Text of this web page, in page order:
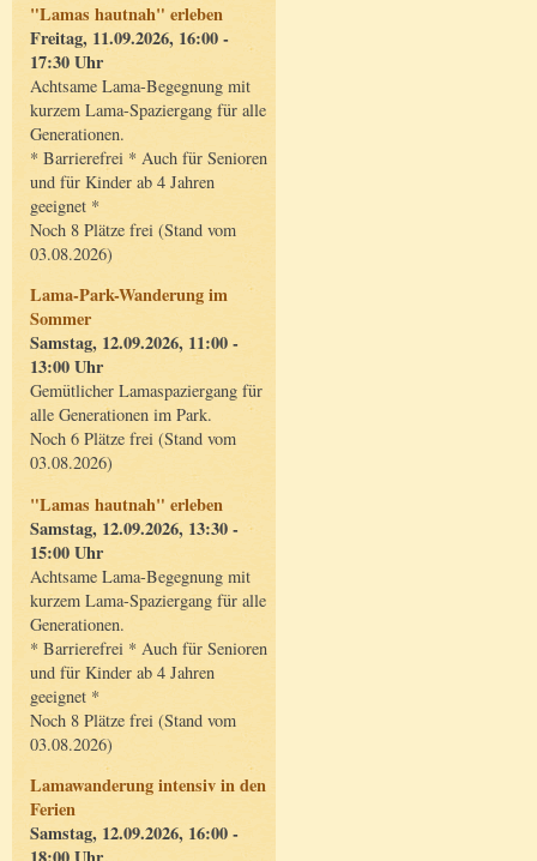
"Lamas hautnah" erleben
Freitag, 11.09.2026, 16:00 -
17:30 Uhr
Achtsame Lama-Begegnung mit
kurzem Lama-Spaziergang für alle
Generationen.
* Barrierefrei * Auch für Senioren
und für Kinder ab 4 Jahren
geeignet *
Noch 8 Plätze frei (Stand vom
03.08.2026)
Lama-Park-Wanderung im
Sommer
Samstag, 12.09.2026, 11:00 -
13:00 Uhr
Gemütlicher Lamaspaziergang für
alle Generationen im Park.
Noch 6 Plätze frei (Stand vom
03.08.2026)
"Lamas hautnah" erleben
Samstag, 12.09.2026, 13:30 -
15:00 Uhr
Achtsame Lama-Begegnung mit
kurzem Lama-Spaziergang für alle
Generationen.
* Barrierefrei * Auch für Senioren
und für Kinder ab 4 Jahren
geeignet *
Noch 8 Plätze frei (Stand vom
03.08.2026)
Lamawanderung intensiv in den
Ferien
Samstag, 12.09.2026, 16:00 -